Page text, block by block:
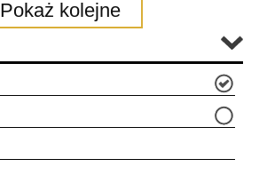
Pokaż kolejne